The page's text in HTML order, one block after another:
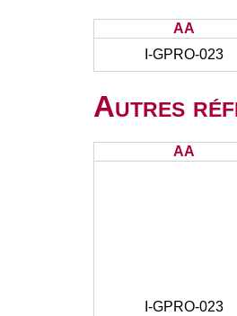
AA
I-GPRO-023
Autres
AA
I-GPRO-023